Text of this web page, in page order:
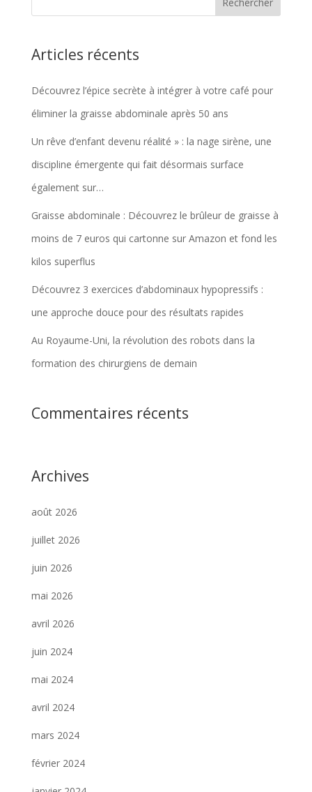
Articles récents
Découvrez l’épice secrète à intégrer à votre café pour
éliminer la graisse abdominale après 50 ans
Un rêve d’enfant devenu réalité » : la nage sirène, une
discipline émergente qui fait désormais surface
également sur…
Graisse abdominale : Découvrez le brûleur de graisse à
moins de 7 euros qui cartonne sur Amazon et fond les
kilos superflus
Découvrez 3 exercices d’abdominaux hypopressifs :
une approche douce pour des résultats rapides
Au Royaume-Uni, la révolution des robots dans la
formation des chirurgiens de demain
Commentaires récents
Archives
août 2026
juillet 2026
juin 2026
mai 2026
avril 2026
juin 2024
mai 2024
avril 2024
mars 2024
février 2024